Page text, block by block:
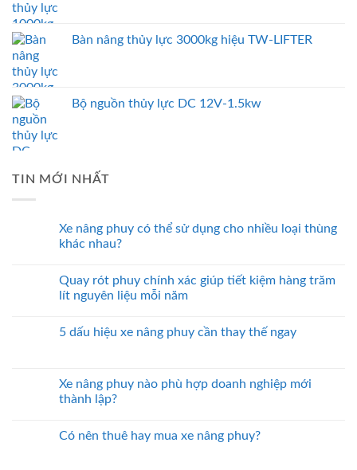
Bàn nâng thủy lực 3000kg hiệu TW-LIFTER
Bộ nguồn thủy lực DC 12V-1.5kw
TIN MỚI NHẤT
Xe nâng phuy có thể sử dụng cho nhiều loại thùng
khác nhau?
Quay rót phuy chính xác giúp tiết kiệm hàng trăm
lít nguyên liệu mỗi năm
5 dấu hiệu xe nâng phuy cần thay thế ngay
Xe nâng phuy nào phù hợp doanh nghiệp mới
thành lập?
Có nên thuê hay mua xe nâng phuy?